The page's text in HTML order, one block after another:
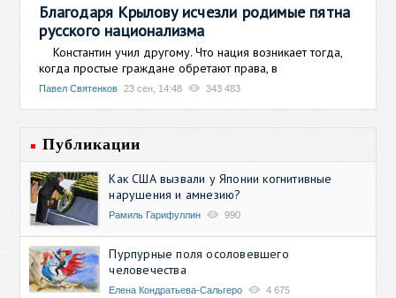
Благодаря Крылову исчезли родимые пятна
русского национализма
Константин учил другому. Что нация возникает тогда,
когда простые граждане обретают права, в
Павел Святенков 23 сен, 14:48 343 483
Публикации
Как США вызвали у Японии когнитивные
нарушения и амнезию?
Рамиль Гарифуллин 990
Пурпурные поля осоловевшего
человечества
Елена Кондратьева-Сальгеро 4 675